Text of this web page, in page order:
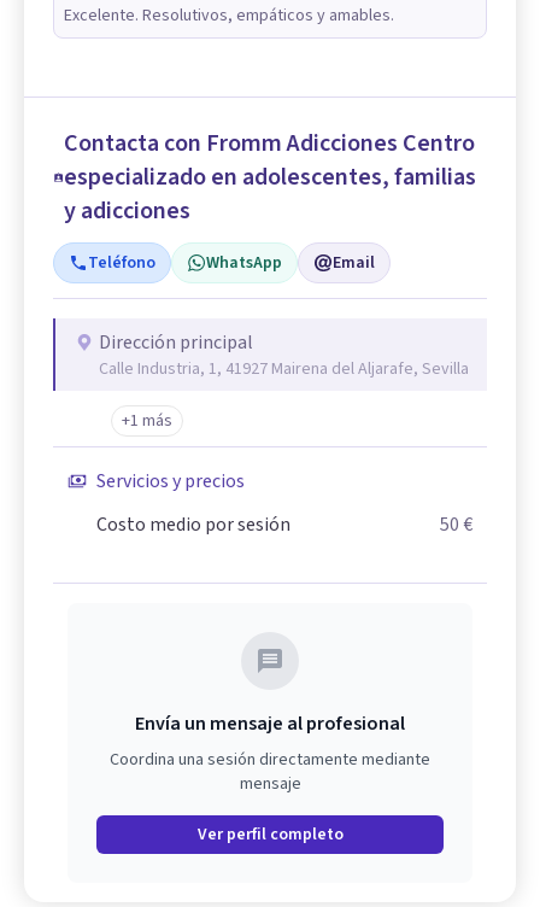
Excelente. Resolutivos, empáticos y amables.
Contacta con Fromm Adicciones Centro
especializado en adolescentes, familias
y adicciones
Teléfono WhatsApp Email
Dirección principal
Calle Industria, 1, 41927 Mairena del Aljarafe, Sevilla
+1 más
Servicios y precios
Costo medio por sesión
50 €
Envía un mensaje al profesional
Coordina una sesión directamente mediante
mensaje
Ver perfil completo